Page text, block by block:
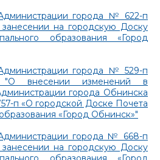
города № 622-п
на городскую Доску
образования «Город
города № 529-п
"О внесении изменений в
города Обнинска
п «О городской Доске Почета
«Город Обнинск»"
города № 668-п
на городскую Доску